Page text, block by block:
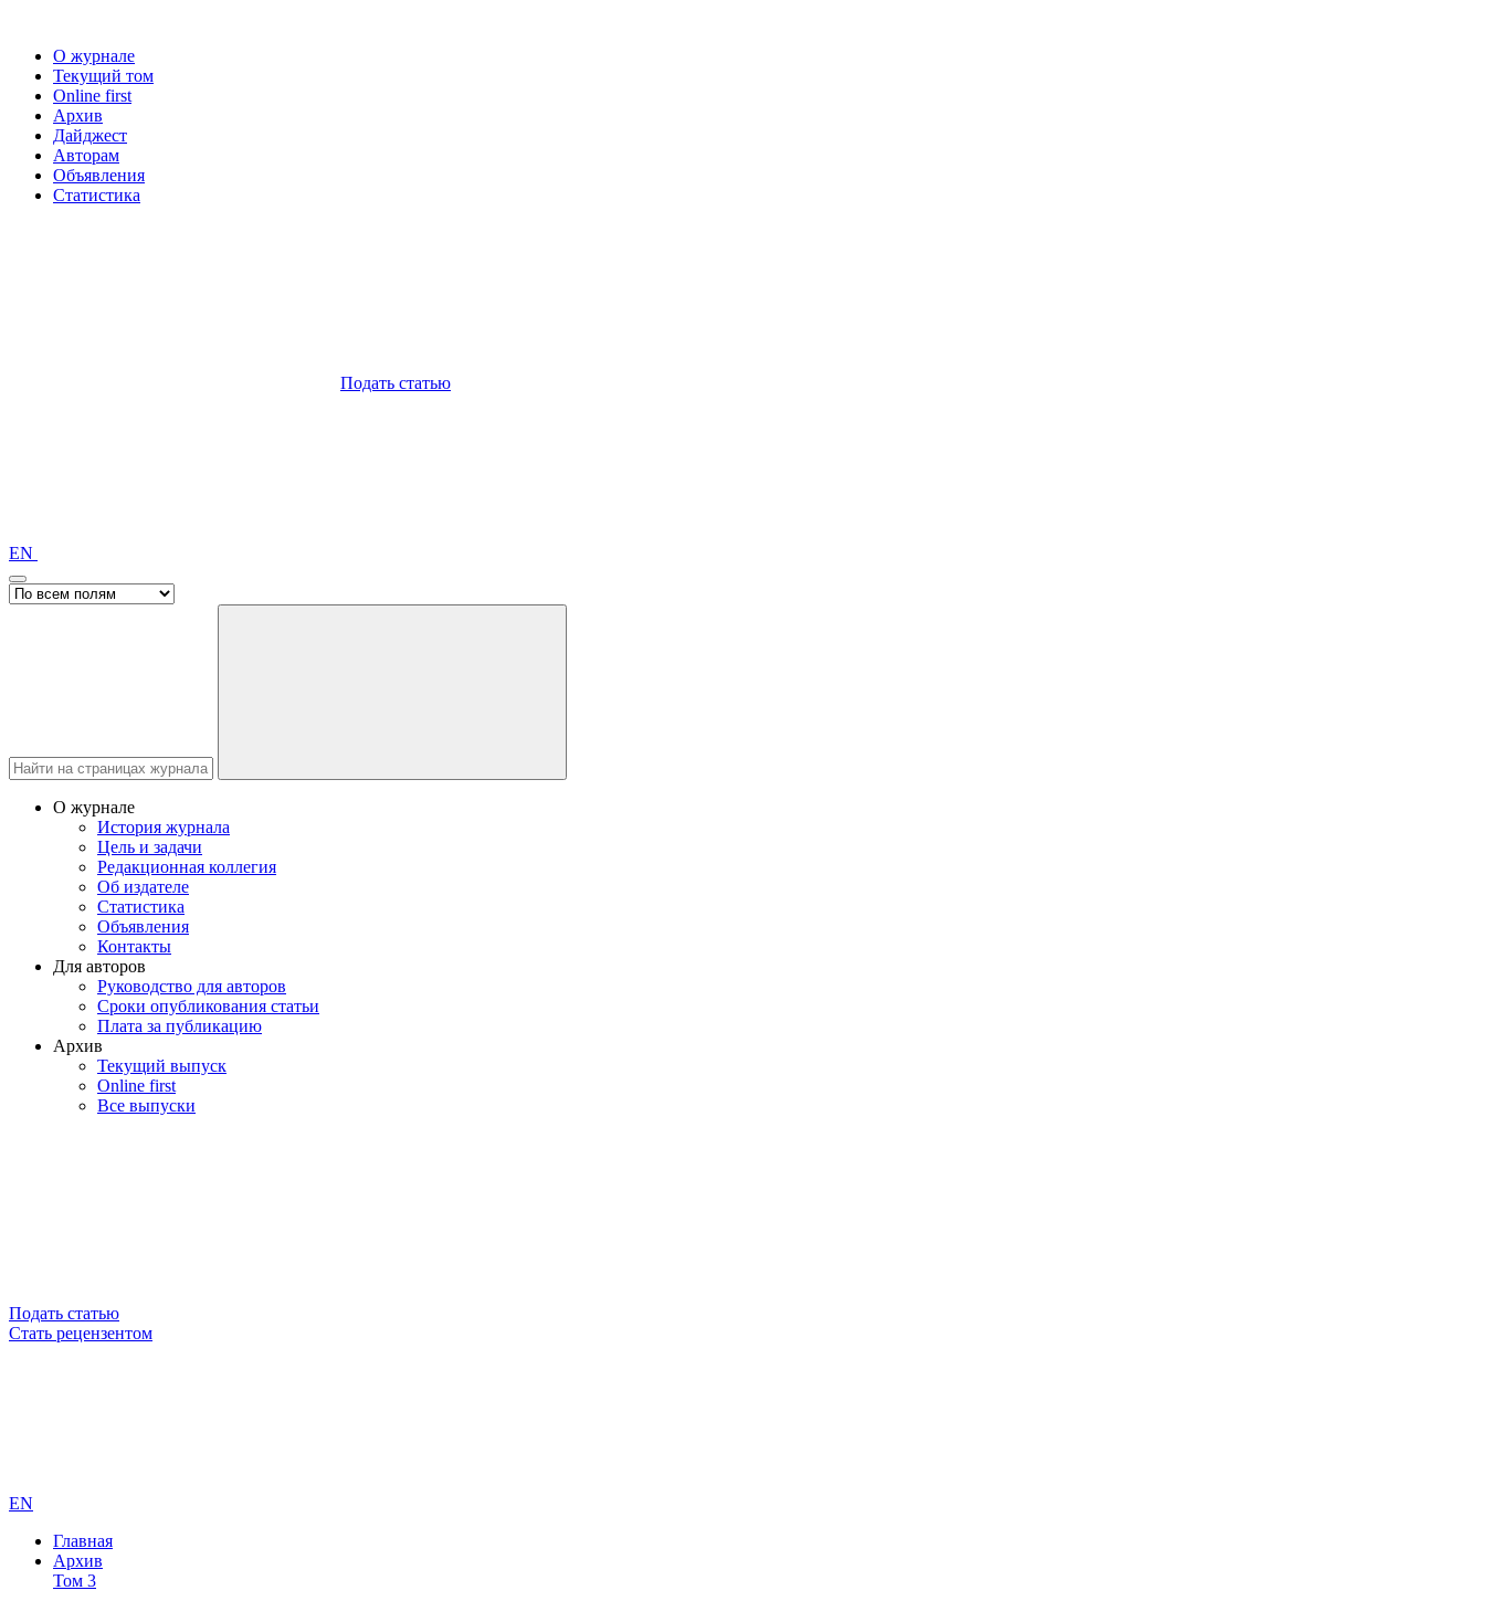
О журнале
Текущий том
Online first
Архив
Дайджест
Авторам
Объявления
Статистика
Подать статью
EN
О журнале
История журнала
Цель и задачи
Редакционная коллегия
Об издателе
Статистика
Объявления
Контакты
Для авторов
Руководство для авторов
Сроки опубликования статьи
Плата за публикацию
Архив
Текущий выпуск
Online first
Все выпуски
Подать статью
Стать рецензентом
EN
Главная
Архив
Том 3